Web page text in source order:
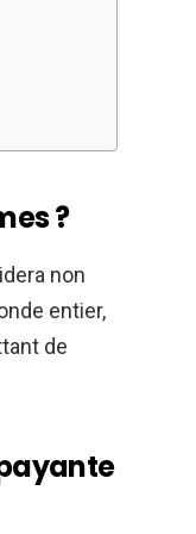
?
non
entier,
de